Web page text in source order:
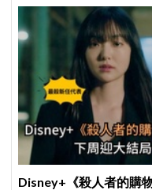
Disney+《殺人者的購